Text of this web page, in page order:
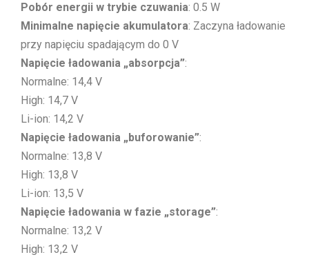
Pobór energii w trybie czuwania: 0.5 W
Minimalne napięcie akumulatora: Zaczyna ładowanie
przy napięciu spadającym do 0 V
Napięcie ładowania „absorpcja”:
Normalne: 14,4 V
High: 14,7 V
Li-ion: 14,2 V
Napięcie ładowania „buforowanie”:
Normalne: 13,8 V
High: 13,8 V
Li-ion: 13,5 V
Napięcie ładowania w fazie „storage”:
Normalne: 13,2 V
High: 13,2 V